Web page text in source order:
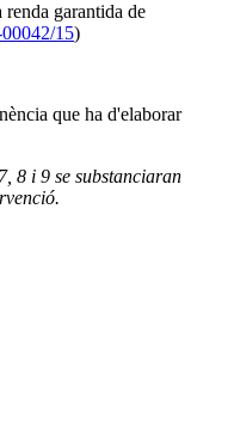
garantida de
15)
que ha d'elaborar
8 i 9 se substanciaran